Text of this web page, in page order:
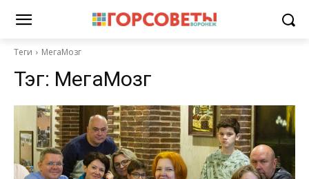
Теги МегаМозг
Тэг: МегаМозг